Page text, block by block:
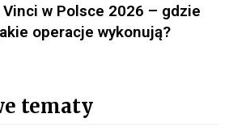
Vinci w Polsce 2026 – gdzie
operacje wykonują?
tematy